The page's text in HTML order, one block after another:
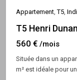
Appartement,T5,
T5 Henri
560 € /mois
Située dans un
m² est idéale pour